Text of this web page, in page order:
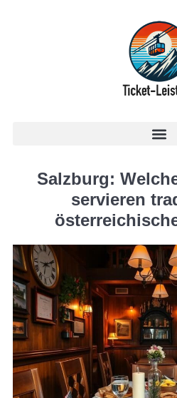
Salzburg:
servieren